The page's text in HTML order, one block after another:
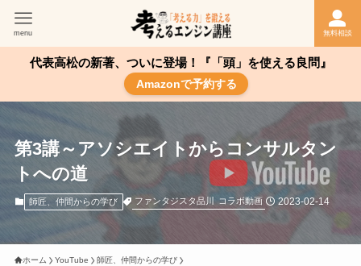
無料相談
menu
代表高松の新著、ついに登場！『「頭」を使える良問』
Amazonで予約する
第3講～アソシエイトからコンサルタン
トへの道
師匠、仲間からの学び ファンタジスタ品川 コラボ動画 2023-02-14
ホーム YouTube 師匠、仲間からの学び